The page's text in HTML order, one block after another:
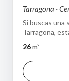
Tarragona ·
Si buscas una
Tarragona,
26m²